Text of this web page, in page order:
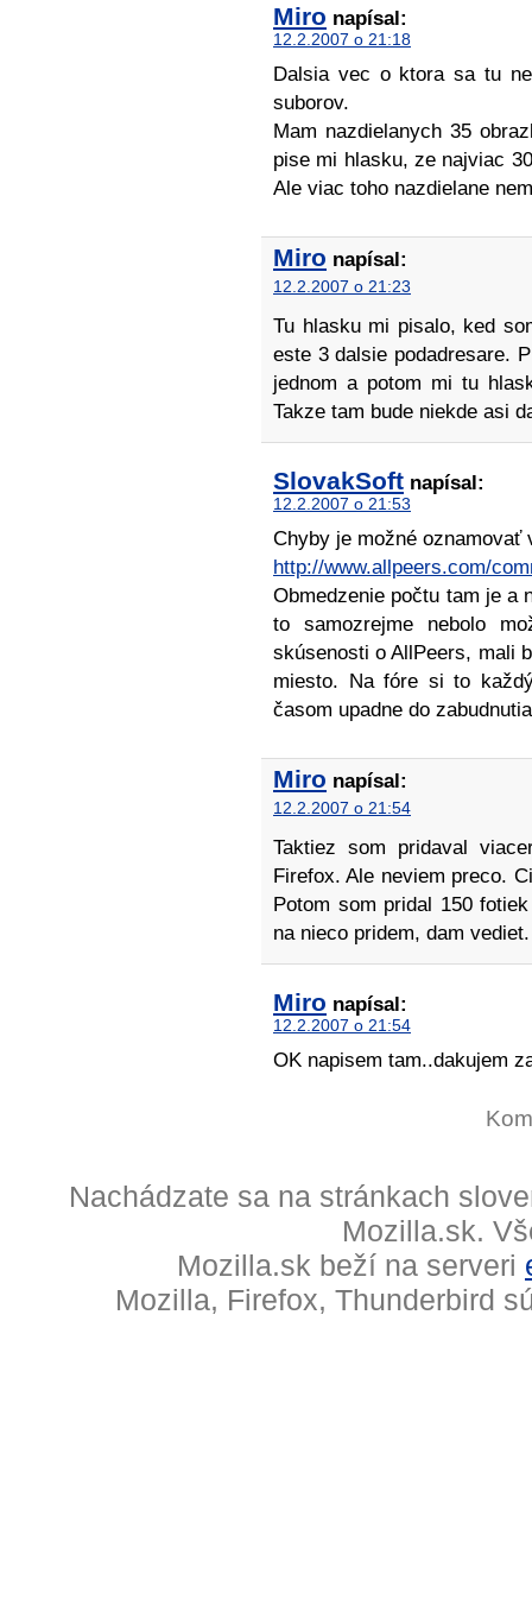
Miro napísal:
12.2.2007 o 21:18
Dalsia vec o ktora sa tu
suborov.
Mam nazdielanych 35
pise mi hlasku, ze najviac
Ale viac toho nazdielane
Miro napísal:
12.2.2007 o 21:23
Tu hlasku mi pisalo, ked
este 3 dalsie podadresare.
jednom a potom mi tu
Takze tam bude niekde asi
SlovakSoft napísal:
12.2.2007 o 21:53
Chyby je možné
http://www.allpeers.com/
Obmedzenie počtu tam je a
to samozrejme nebolo
skúsenosti o AllPeers, mali
miesto. Na fóre si to
časom upadne do
Miro napísal:
12.2.2007 o 21:54
Taktiez som pridaval
Firefox. Ale neviem preco.
Potom som pridal 150
na nieco pridem, dam vediet.
Miro napísal:
12.2.2007 o 21:54
OK napisem tam..dakujem
Nachádzate sa na stránkach
Mozilla.sk.
Mozilla.sk beží na serveri
Mozilla, Firefox, Thunderbird